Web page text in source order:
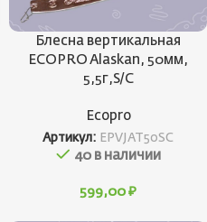
Блесна вертикальная
ECOPRO Alaskan, 50мм,
5,5г,S/C
Ecopro
Артикул: EPVJAT50SC
40 в наличии
599,00 ₽